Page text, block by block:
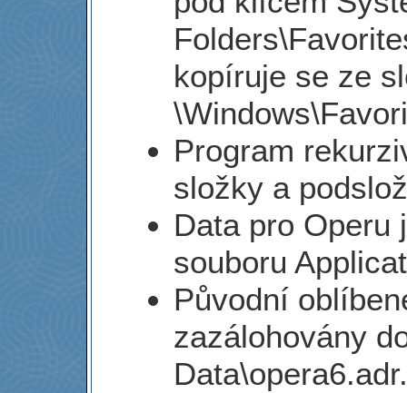
kopíruje se ze
Program
složky a
Data pro Operu
souboru
Původní
zazálohovány